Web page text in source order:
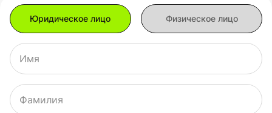
Имя
Фамилия